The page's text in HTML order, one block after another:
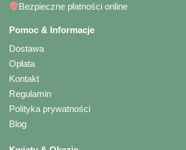
Bezpieczne płatności online
Pomoc & Informacje
Dostawa
Opłata
Kontakt
Regulamin
Polityka prywatności
Blog